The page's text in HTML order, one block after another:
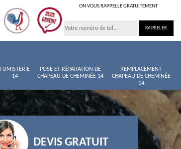
ON VOUS RAPPELLE GRATUITEMENT
FUMISTERIE
14
POSE ET RÉPARATION DE
CHAPEAU DE CHEMINÉE 14
REMPLACEMENT
CHAPEAU DE CHEMINÉE
14
DEVIS GRATUIT